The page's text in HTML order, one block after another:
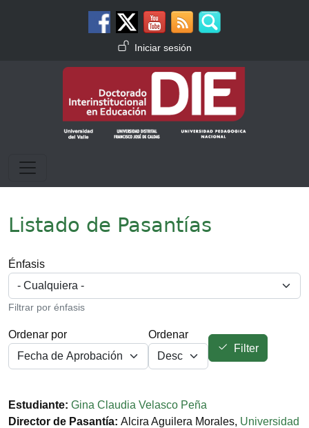
Menú de cuenta de usuario
Iniciar sesión
Listado de Pasantías
Énfasis
Filtrar por énfasis
Ordenar por
Ordenar
Filter
Estudiante: Gina Claudia Velasco Peña
Director de Pasantía: Alcira Aguilera Morales, Universidad